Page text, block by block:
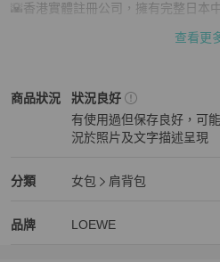
🌇香港實體註冊公司，擁有完整日本
⚠️全網最低價❗️我們客單利潤只有5%
障，謝絕砍價。以免浪費雙方時間❤️
查看更
商品狀況
LOEWE女包商品狀態與細節
狀況良好
有使用過但保存良好，可
況於照片及文字描述呈現
分類
LOEWE 女包分類資訊
女包
肩背包
品牌
LOEWE 精品女包品牌介紹
LOEWE
LOEWE 推薦清單